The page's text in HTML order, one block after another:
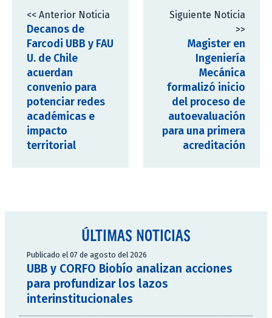
<< Anterior Noticia
Decanos de
Farcodi UBB y FAU
U. de Chile
acuerdan
convenio para
potenciar redes
académicas e
impacto
territorial
Siguiente Noticia
>>
Magister en
Ingeniería
Mecánica
formalizó inicio
del proceso de
autoevaluación
para una primera
acreditación
ÚLTIMAS NOTICIAS
Publicado el 07 de agosto del 2026
UBB y CORFO Biobío analizan acciones
para profundizar los lazos
interinstitucionales